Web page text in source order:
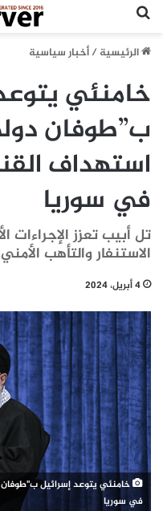
الرئيسية/أخبار سياسية
خامنئي
ب”طوفان
استهداف
في سوريا
تل أبيب تعزز الإجراءات
الاستنفار والتأهب الأمني
4 أبريل، 2024
خامنئي يتوعد إسرائيل ب"طوفان
في سوريا